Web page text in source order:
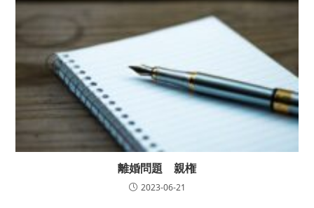
離婚問題 親権
2023-06-21